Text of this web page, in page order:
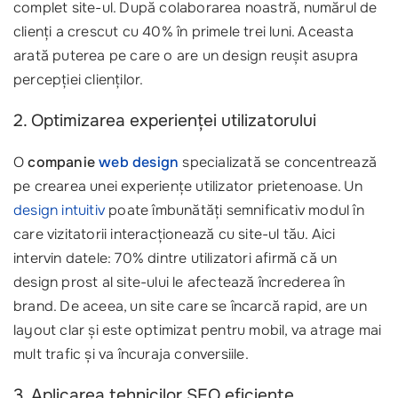
complet site-ul. După colaborarea noastră, numărul de
clienți a crescut cu 40% în primele trei luni. Aceasta
arată puterea pe care o are un design reușit asupra
percepției clienților.
2. Optimizarea experienței utilizatorului
Ocompanieweb design specializată se concentrează
pe crearea unei experiențe utilizator prietenoase. Un
design intuitiv poate îmbunătăți semnificativ modul în
care vizitatorii interacționează cu site-ul tău. Aici
intervin datele: 70% dintre utilizatori afirmă că un
design prost al site-ului le afectează încrederea în
brand. De aceea, un site care se încarcă rapid, are un
layout clar și este optimizat pentru mobil, va atrage mai
mult trafic și va încuraja conversiile.